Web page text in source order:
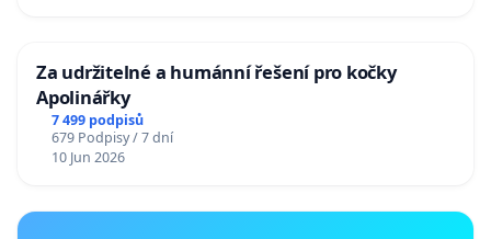
Za udržitelné a humánní řešení pro kočky
Apolinářky
7 499 podpisů
679 Podpisy / 7 dní
10 Jun 2026